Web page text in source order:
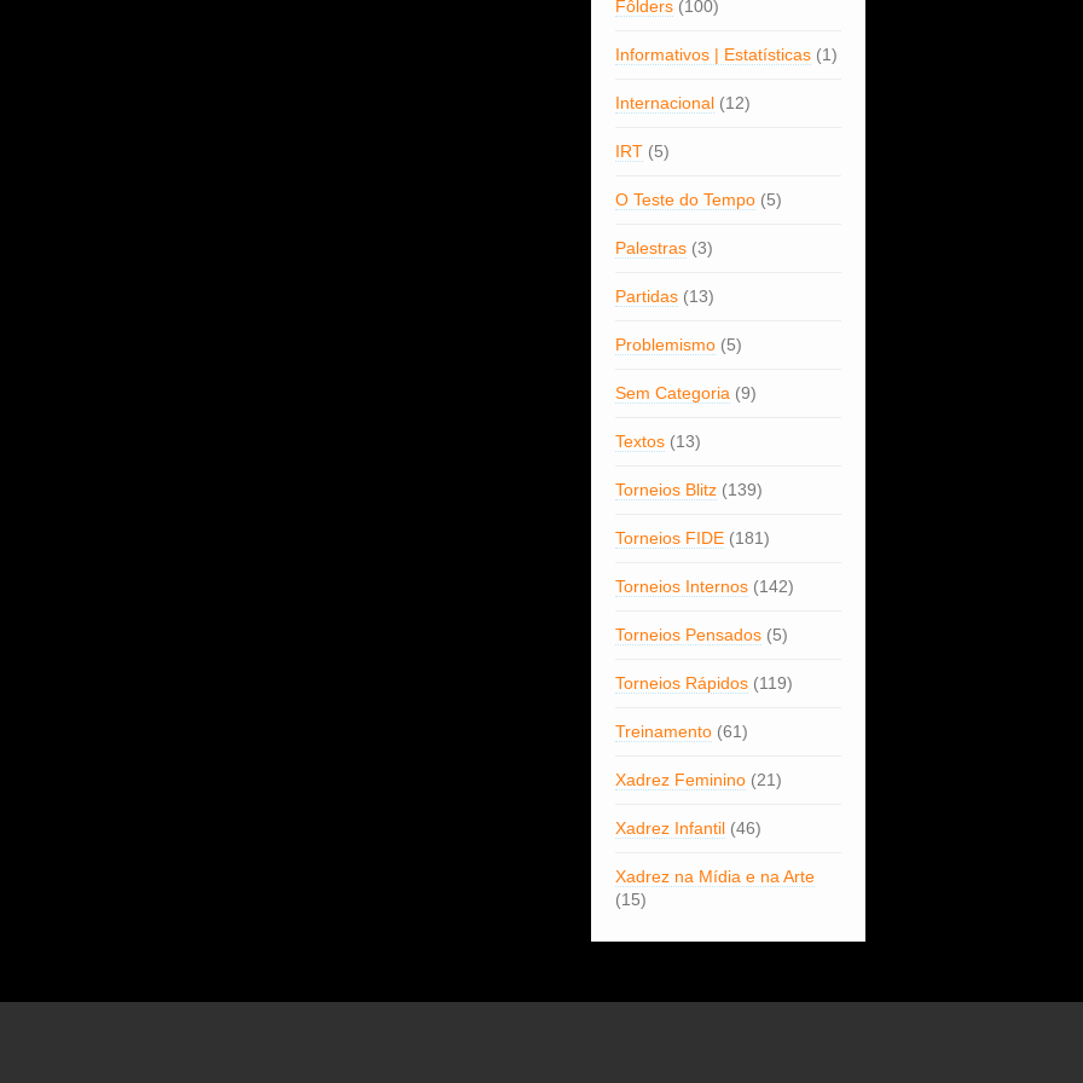
Fôlders(100)
Informativos | Estatísticas(1)
Internacional(12)
IRT(5)
O Teste do Tempo(5)
Palestras(3)
Partidas(13)
Problemismo(5)
Sem Categoria(9)
Textos(13)
Torneios Blitz(139)
Torneios FIDE(181)
Torneios Internos(142)
Torneios Pensados(5)
Torneios Rápidos(119)
Treinamento(61)
Xadrez Feminino(21)
Xadrez Infantil(46)
Xadrez na Mídia e na Arte
(15)